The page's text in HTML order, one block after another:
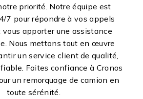
priorité. Notre équipe est
7 pour répondre à vos appels
vous apporter une assistance
Nous mettons tout en œuvre
un service client de qualité,
Faites confiance à Cronos
un remorquage de camion en
toute sérénité.